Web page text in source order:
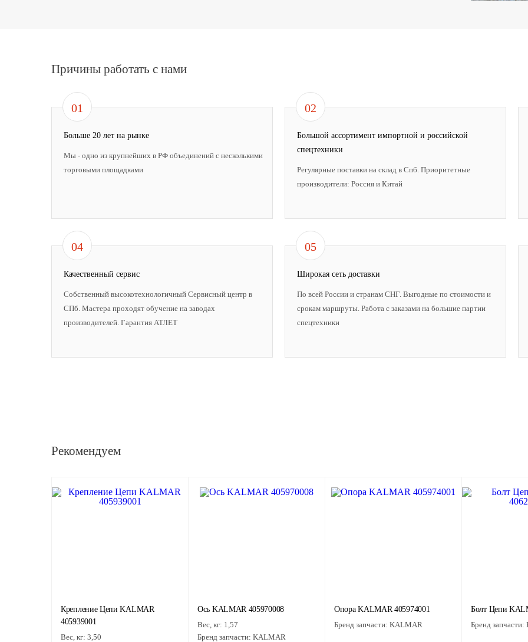
Причины работать с нами
01
Больше 20 лет на рынке
Мы - одно из крупнейших в РФ объединений с несколькими
торговыми площадками
02
Большой ассортимент импортной и российской
спецтехники
Регулярные поставки на склад в Спб. Приоритетные
производители: Россия и Китай
04
Качественный сервис
Собственный высокотехнологичный Сервисный центр в
СПб. Мастера проходят обучение на заводах
производителей. Гарантия АТЛЕТ
05
Широкая сеть доставки
По всей России и странам СНГ. Выгодные по стоимости и
срокам маршруты. Работа с заказами на большие партии
спецтехники
Рекомендуем
Крепление Цепи KALMAR
405939001
Вес, кг: 3,50
Ось KALMAR 405970008
Вес, кг: 1,57
Бренд запчасти: KALMAR
Опора KALMAR 405974001
Бренд запчасти: KALMAR
Болт Цепи
Бренд запчасти: